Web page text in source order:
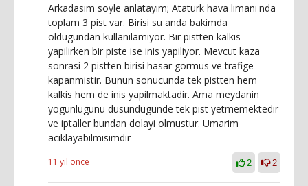
Arkadasim soyle anlatayim; Ataturk hava limani'nda
toplam 3 pist var. Birisi su anda bakimda
oldugundan kullanilamiyor. Bir pistten kalkis
yapilirken bir piste ise inis yapiliyor. Mevcut kaza
sonrasi 2 pistten birisi hasar gormus ve trafige
kapanmistir. Bunun sonucunda tek pistten hem
kalkis hem de inis yapilmaktadir. Ama meydanin
yogunlugunu dusundugunde tek pist yetmemektedir
ve iptaller bundan dolayi olmustur. Umarim
aciklayabilmisimdir
11 yıl önce 2 2